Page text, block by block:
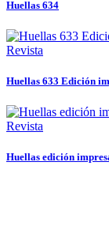
Huellas 634
Revista
Huellas 633 Edición
Revista
Huellas edición